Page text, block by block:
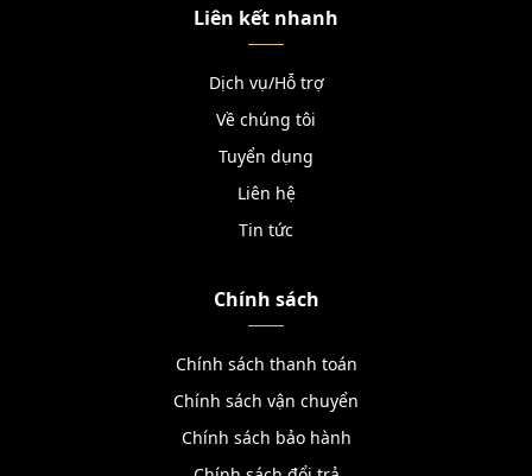
Liên kết nhanh
Dịch vụ/Hỗ trợ
Về chúng tôi
Tuyển dụng
Liên hệ
Tin tức
Chính sách
Chính sách thanh toán
Chính sách vận chuyển
Chính sách bảo hành